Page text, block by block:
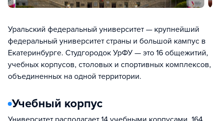
Уральский федеральный университет — крупнейший
федеральный университет страны и большой кампус в
Екатеринбурге. Студгородок УрФУ — это 16 общежитий,
учебных корпусов, столовых и спортивных комплексов,
объединенных на одной территории.
Учебный корпус